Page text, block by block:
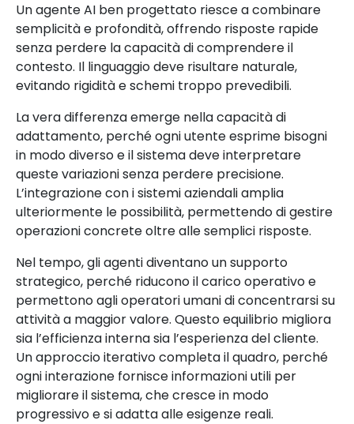
Un agente AI ben progettato riesce a combinare
semplicità e profondità, offrendo risposte rapide
senza perdere la capacità di comprendere il
contesto. Il linguaggio deve risultare naturale,
evitando rigidità e schemi troppo prevedibili.
La vera differenza emerge nella capacità di
adattamento, perché ogni utente esprime bisogni
in modo diverso e il sistema deve interpretare
queste variazioni senza perdere precisione.
L’integrazione con i sistemi aziendali amplia
ulteriormente le possibilità, permettendo di gestire
operazioni concrete oltre alle semplici risposte.
Nel tempo, gli agenti diventano un supporto
strategico, perché riducono il carico operativo e
permettono agli operatori umani di concentrarsi su
attività a maggior valore. Questo equilibrio migliora
sia l’efficienza interna sia l’esperienza del cliente.
Un approccio iterativo completa il quadro, perché
ogni interazione fornisce informazioni utili per
migliorare il sistema, che cresce in modo
progressivo e si adatta alle esigenze reali.